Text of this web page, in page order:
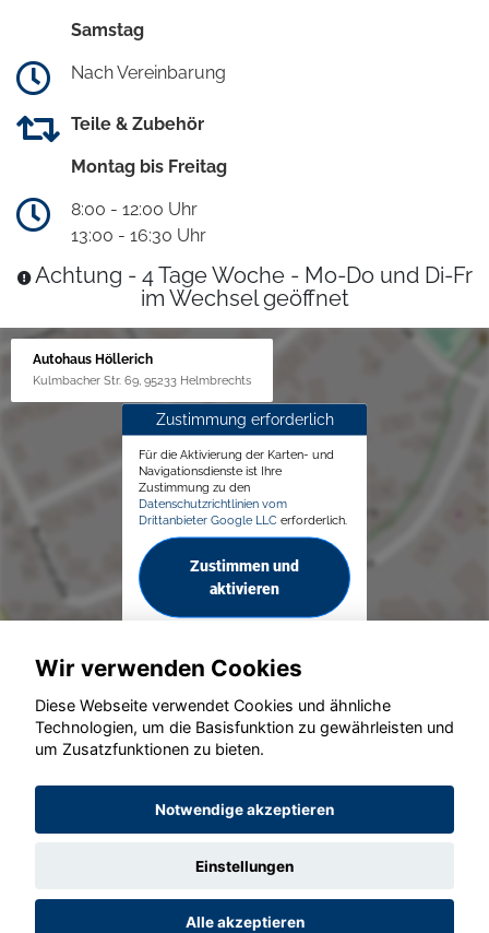
Samstag
Nach Vereinbarung
Teile & Zubehör
Montag bis Freitag
8:00 - 12:00 Uhr
13:00 - 16:30 Uhr
Achtung - 4 Tage Woche - Mo-Do und Di-Fr
im Wechsel geöffnet
Autohaus Höllerich
Kulmbacher Str. 69, 95233 Helmbrechts
Zustimmung erforderlich
Für die Aktivierung der Karten- und
Navigationsdienste ist Ihre
Zustimmung zu den
Datenschutzrichtlinien vom
Drittanbieter Google LLC erforderlich.
Zustimmen und
aktivieren
© konjunkturmotor.de GmbH 2020 - 2026
Wir verwenden Cookies
Diese Webseite verwendet Cookies und ähnliche
Technologien, um die Basisfunktion zu gewährleisten und
um Zusatzfunktionen zu bieten.
Notwendige akzeptieren
Einstellungen
Alle akzeptieren